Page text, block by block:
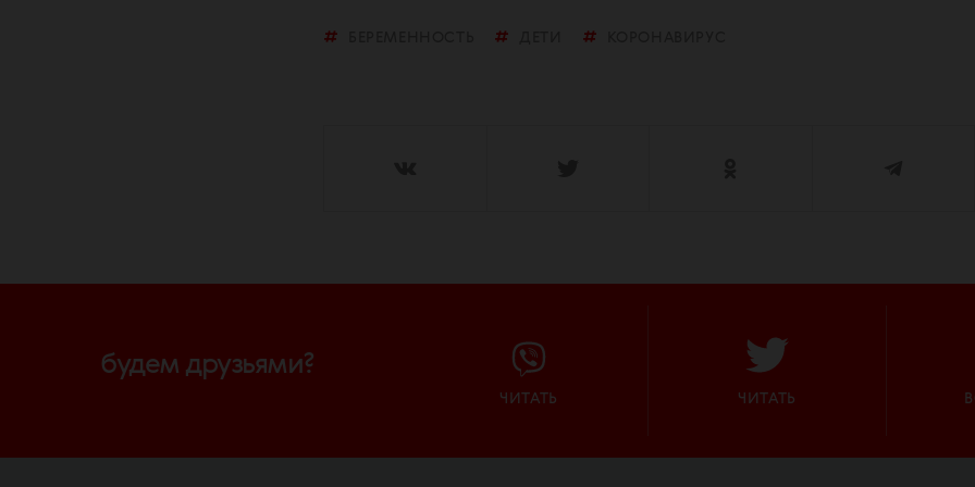
будем друзьями?
ЧИТАТЬ ЧИТАТЬ